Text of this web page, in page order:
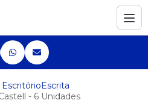
Escrita
- 6 Unidades